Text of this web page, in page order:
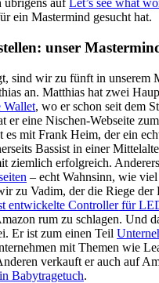
übrigens auf Let’s see what
ein Mastermind gesucht hat.
unser
sind wir zu fünft in unserem
an. Matthias hat zwei
Wallet, wo er schon seit dem
er eine Nischen-Webseite
es mit Frank Heim, der ein
Bassist in einer
ziemlich erfolgreich.
– echt Wahnsinn, wie
zu Vadim, der die Riege der
entwickelte Controller für
rum zu schlagen. Und
Er ist zum einen Teil
mit Themen wie
verkauft er auch auf
Babytragetuch.